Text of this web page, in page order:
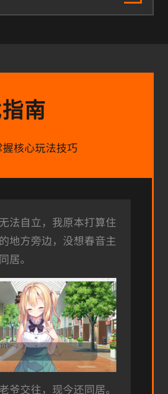
南
握核心玩法技巧
法自立，我原本打算住
地方旁边，没想春音主
居。
爷交往，现今还同居。